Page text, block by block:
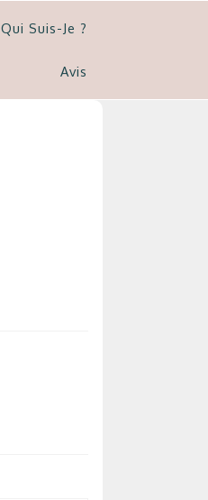
Qui Suis-Je ?
Avis